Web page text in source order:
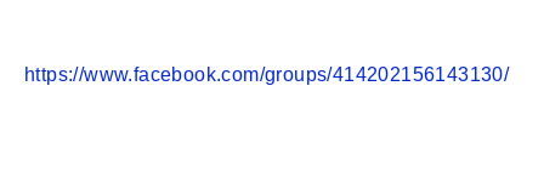
https://www.facebook.com/groups/414202156143130/